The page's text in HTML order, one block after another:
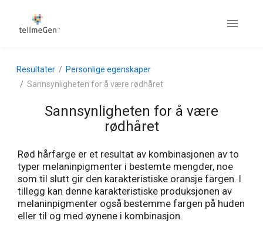
Resultater
Personlige egenskaper
Sannsynligheten for å være rødhåret
Sannsynligheten for å være
rødhåret
Rød hårfarge er et resultat av kombinasjonen av to
typer melaninpigmenter i bestemte mengder, noe
som til slutt gir den karakteristiske oransje fargen. I
tillegg kan denne karakteristiske produksjonen av
melaninpigmenter også bestemme fargen på huden
eller til og med øynene i kombinasjon.